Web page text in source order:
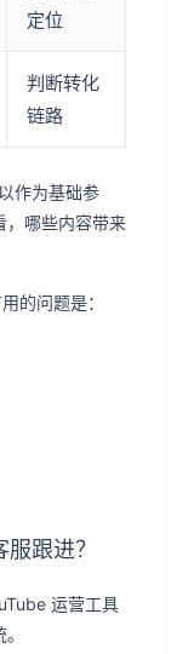
定位
判断转化
链路
作为基础参
，哪些内容带来
的问题是：
跟进？
运营工具